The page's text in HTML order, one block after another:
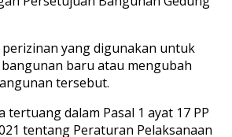
perizinan yang digunakan untuk
baru atau mengubah
tersebut.
tertuang dalam Pasal 1 ayat 17 PP
tentang Peraturan Pelaksanaan